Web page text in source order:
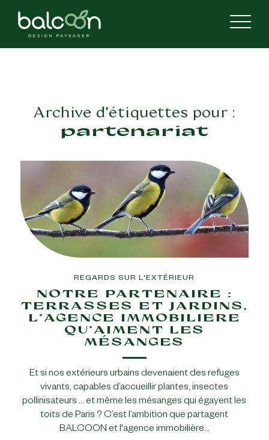
Archive d’étiquettes pour :
partenariat
REGARDS SUR L'EXTÉRIEUR
NOTRE PARTENAIRE :
TERRASSES ET JARDINS,
L’AGENCE IMMOBILIERE
QU’AIMENT LES
MÉSANGES
Et si nos extérieurs urbains devenaient des refuges
vivants, capables d’accueillir plantes, insectes
pollinisateurs … et même les mésanges qui égayent les
toits de Paris ? C’est l’ambition que partagent
BALCOON et l'agence immobilière…